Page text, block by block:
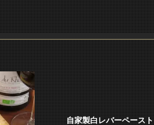
自家製白レバーペースト